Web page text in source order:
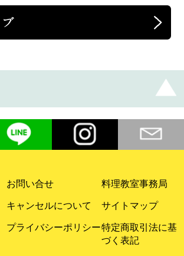
お問い合せ 料理教室事務局
キャンセルについて サイトマップ
プライバシーポリシー特定商取引法に基
づく表記